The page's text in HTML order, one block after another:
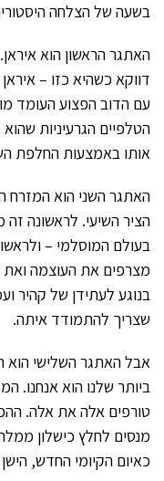
בשעה של הצלחה
האתגר הראשון הוא
דווקא כשהיא כזו –
עם הדוב הפצוע העומד
הטלפיים הגרעיניות
אותו באמצעות החלפת
האתגר השני הוא המזרח
הציר השיעי. לראשונה
בעולם המוסלמי –
מצרפים את העוצמה ואת
בנוגע לעתידן של קהיר
שצריך להתמודד איתה.
אבל האתגר השלישי הוא
ביותר שלנו הוא אנחנו.
טורפים אלה את אלה.
מנסים לחלץ כישלון
כאיום הקיומי החדש, הישן